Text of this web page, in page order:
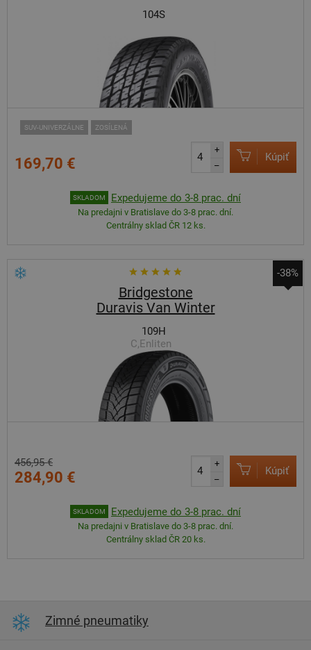
104S
SUV-UNIVERZÁLNE ZOSÍLENÁ
169,70 €
+
–
Kúpiť
SKLADOM Expedujeme do 3-8 prac. dní
Na predajni v Bratislave do 3-8 prac. dní.
Centrálny sklad ČR 12 ks.
-38%
Bridgestone
Duravis Van Winter
109H
C,Enliten
456,95 €
284,90 €
+
–
Kúpiť
SKLADOM Expedujeme do 3-8 prac. dní
Na predajni v Bratislave do 3-8 prac. dní.
Centrálny sklad ČR 20 ks.
Zimné pneumatiky